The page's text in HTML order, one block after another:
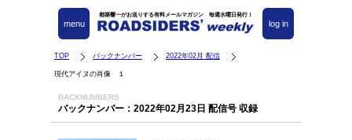
都築響一がお送りする有料メールマガジン 毎週水曜日発行！
log in
menu
TOP バックナンバー 2022年02月 配信
現代アイヌの肖像 １
BACKNUMBERS
バックナンバー：2022年02月23日 配信号 収録